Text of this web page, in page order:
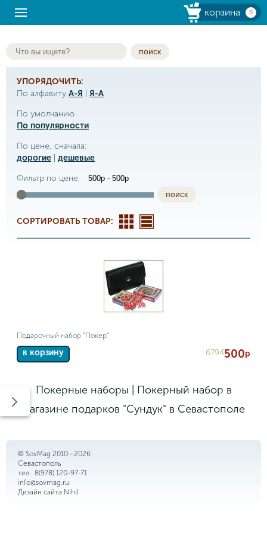
корзина 0
поиск
УПОРЯДОЧИТЬ:
По алфавиту А-Я
Я-А
По умолчанию
По популярности
По цене, сначала:
дорогие
дешевые
Фильтр по цене:
поиск
СОРТИРОВАТЬ ТОВАР:
Подарочный набор "Покер"
в корзину 6794500р
Покерные наборы | Покерный набор в
магазине подарков "Сундук" в Севастополе
© SovMag 2010—2026
Севастополь
тел.: 8(978) 120-97-71
info@sovmag.ru
Дизайн сайта Nihil